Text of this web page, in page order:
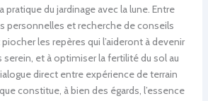
du jardinage avec la lune. Entre
personnelles et recherche de conseils
les repères qui l’aideront à devenir
et à optimiser la fertilité du sol au
direct entre expérience de terrain
constitue, à bien des égards, l’essence